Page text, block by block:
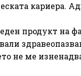
кариера.
продукт на
не ме